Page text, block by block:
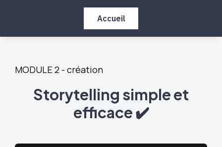
Accueil
MODULE 2 - création
Storytelling simple et
efficace ✔️